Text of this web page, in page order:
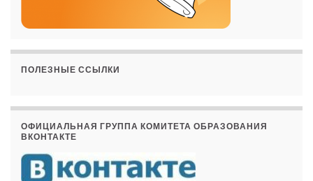
ПОЛЕЗНЫЕ ССЫЛКИ
ОФИЦИАЛЬНАЯ ГРУППА КОМИТЕТА ОБРАЗОВАНИЯ
ВКОНТАКТЕ